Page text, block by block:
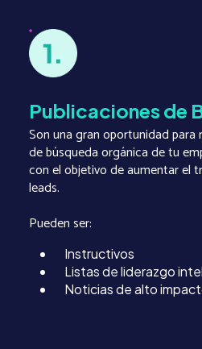
Publicaciones de
Son una gran oportunidad para
de búsqueda orgánica de tu
con el objetivo de aumentar el
leads.
Pueden ser:
Instructivos
Listas de liderazgo
Noticias de alto